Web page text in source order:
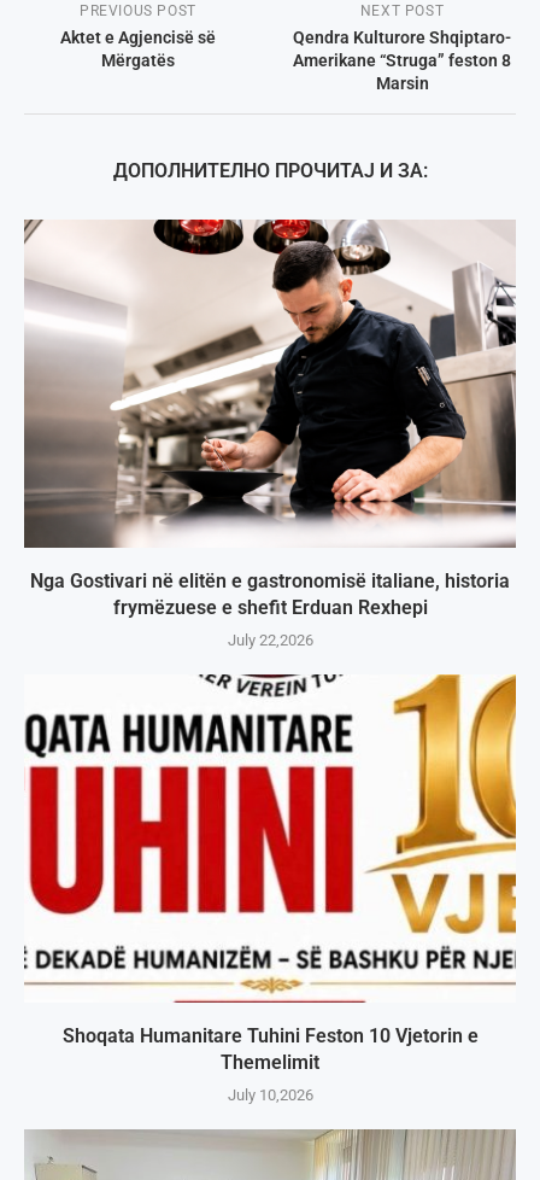
PREVIOUS POST
Aktet e Agjencisë së
Мërgatës
NEXT POST
Qendra Kulturore Shqiptaro-
Amerikane “Struga” feston 8
Marsin
ДОПОЛНИТЕЛНО ПРОЧИТАЈ И ЗА:
Nga Gostivari në elitën e gastronomisë italiane, historia
frymëzuese e shefit Erduan Rexhepi
July 22,2026
Shoqata Humanitare Tuhini Feston 10 Vjetorin e
Themelimit
July 10,2026